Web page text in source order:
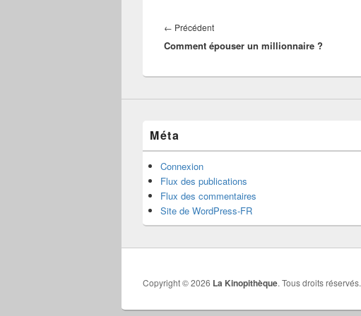
de
l’article
← PrécédentArticle
précédent :
Comment épouser un millionnaire ?
Méta
Connexion
Flux des publications
Flux des commentaires
Site de WordPress-FR
Copyright © 2026 La Kinopithèque. Tous droits réservés.